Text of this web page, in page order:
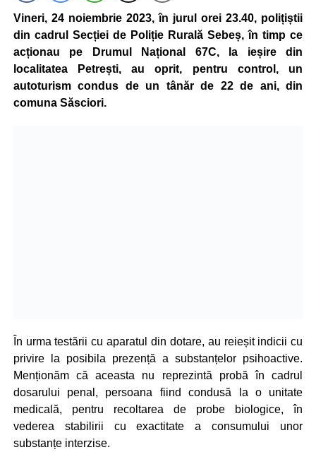
Vineri, 24 noiembrie 2023, în jurul orei 23.40, polițiștii
din cadrul Secției de Poliție Rurală Sebeș, în timp ce
acționau pe Drumul Național 67C, la ieșire din
localitatea Petrești, au oprit, pentru control, un
autoturism condus de un tânăr de 22 de ani, din
comuna Săsciori.
În urma testării cu aparatul din dotare, au reieșit indicii cu
privire la posibila prezență a substanțelor psihoactive.
Menționăm că aceasta nu reprezintă probă în cadrul
dosarului penal, persoana fiind condusă la o unitate
medicală, pentru recoltarea de probe biologice, în
vederea stabilirii cu exactitate a consumului unor
substanțe interzise.